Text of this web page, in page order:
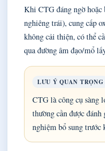
Khi CTG đáng ngờ
nghiêng trái), cung cấp
không cải thiện, có thể
qua đường âm đạo/mổ
LƯU Ý QUAN TRỌNG
CTG là công cụ sàng
thường cần được
nghiệm bổ sung trước